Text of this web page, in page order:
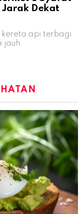
Jarak Dekat
kereta api terbagi
jauh